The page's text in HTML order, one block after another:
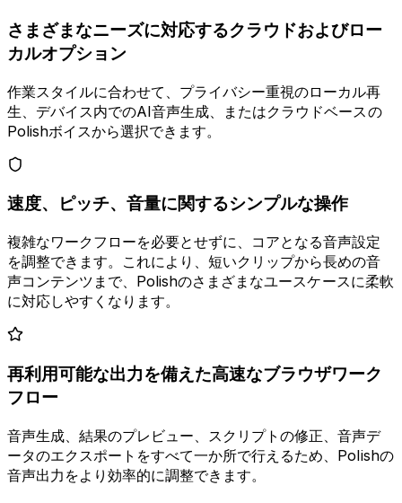
さまざまなニーズに対応するクラウドおよびロー
カルオプション
作業スタイルに合わせて、プライバシー重視のローカル再
生、デバイス内でのAI音声生成、またはクラウドベースの
Polishボイスから選択できます。
速度、ピッチ、音量に関するシンプルな操作
複雑なワークフローを必要とせずに、コアとなる音声設定
を調整できます。これにより、短いクリップから長めの音
声コンテンツまで、Polishのさまざまなユースケースに柔軟
に対応しやすくなります。
再利用可能な出力を備えた高速なブラウザワーク
フロー
音声生成、結果のプレビュー、スクリプトの修正、音声デ
ータのエクスポートをすべて一か所で行えるため、Polishの
音声出力をより効率的に調整できます。